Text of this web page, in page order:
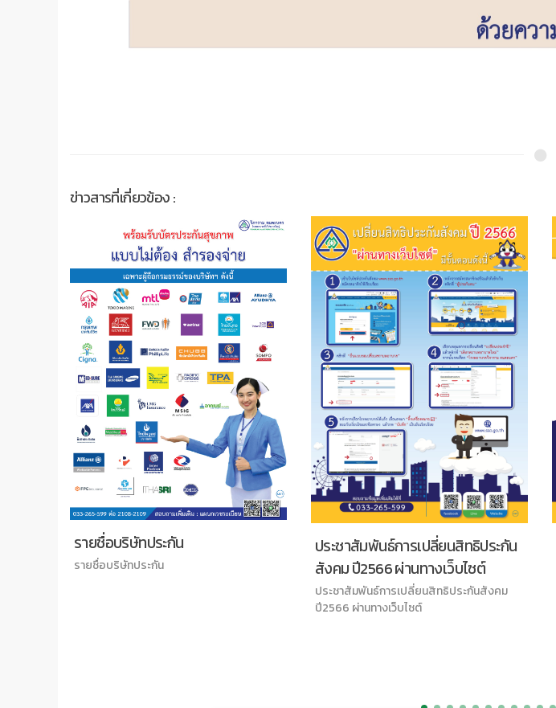
ข่าวสารที่เกี่ยวข้อง :
รายชื่อบริษัทประกัน
รายชื่อบริษัทประกัน
ประชาสัมพันธ์การเปลี่ยนสิทธิประกัน
สังคม ปี2566 ผ่านทางเว็บไซต์
ประชาสัมพันธ์การเปลี่ยนสิทธิประกันสังคม
ปี2566 ผ่านทางเว็บไซต์